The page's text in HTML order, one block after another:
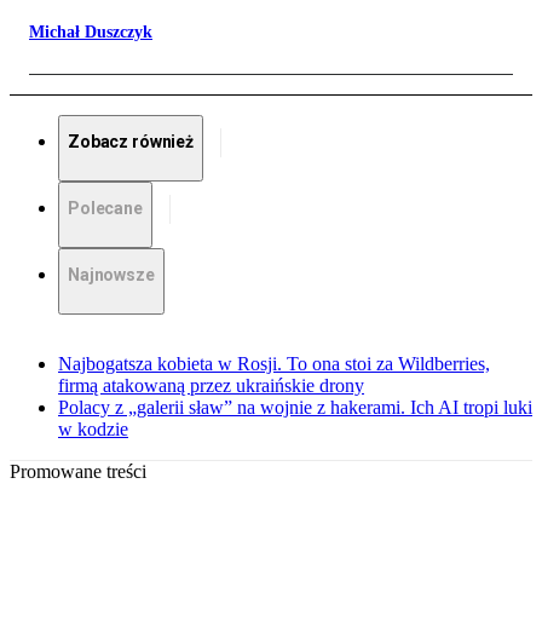
Michał Duszczyk
Zobacz również
Polecane
Najnowsze
Najbogatsza kobieta w Rosji. To ona stoi za Wildberries,
firmą atakowaną przez ukraińskie drony
Polacy z „galerii sław” na wojnie z hakerami. Ich AI tropi luki
w kodzie
Promowane treści